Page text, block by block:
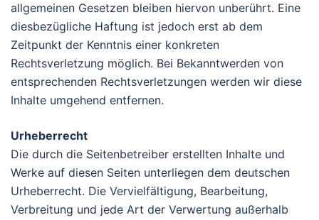
allgemeinen Gesetzen bleiben hiervon unberührt. Eine
diesbezügliche Haftung ist jedoch erst ab dem
Zeitpunkt der Kenntnis einer konkreten
Rechtsverletzung möglich. Bei Bekanntwerden von
entsprechenden Rechtsverletzungen werden wir diese
Inhalte umgehend entfernen.
Urheberrecht
Die durch die Seitenbetreiber erstellten Inhalte und
Werke auf diesen Seiten unterliegen dem deutschen
Urheberrecht. Die Vervielfältigung, Bearbeitung,
Verbreitung und jede Art der Verwertung außerhalb